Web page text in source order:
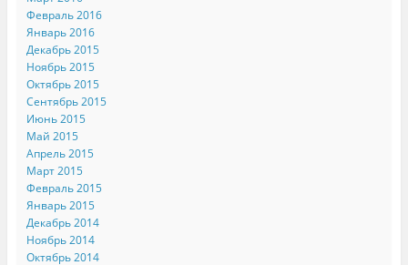
Февраль 2016
Январь 2016
Декабрь 2015
Ноябрь 2015
Октябрь 2015
Сентябрь 2015
Июнь 2015
Май 2015
Апрель 2015
Март 2015
Февраль 2015
Январь 2015
Декабрь 2014
Ноябрь 2014
Октябрь 2014